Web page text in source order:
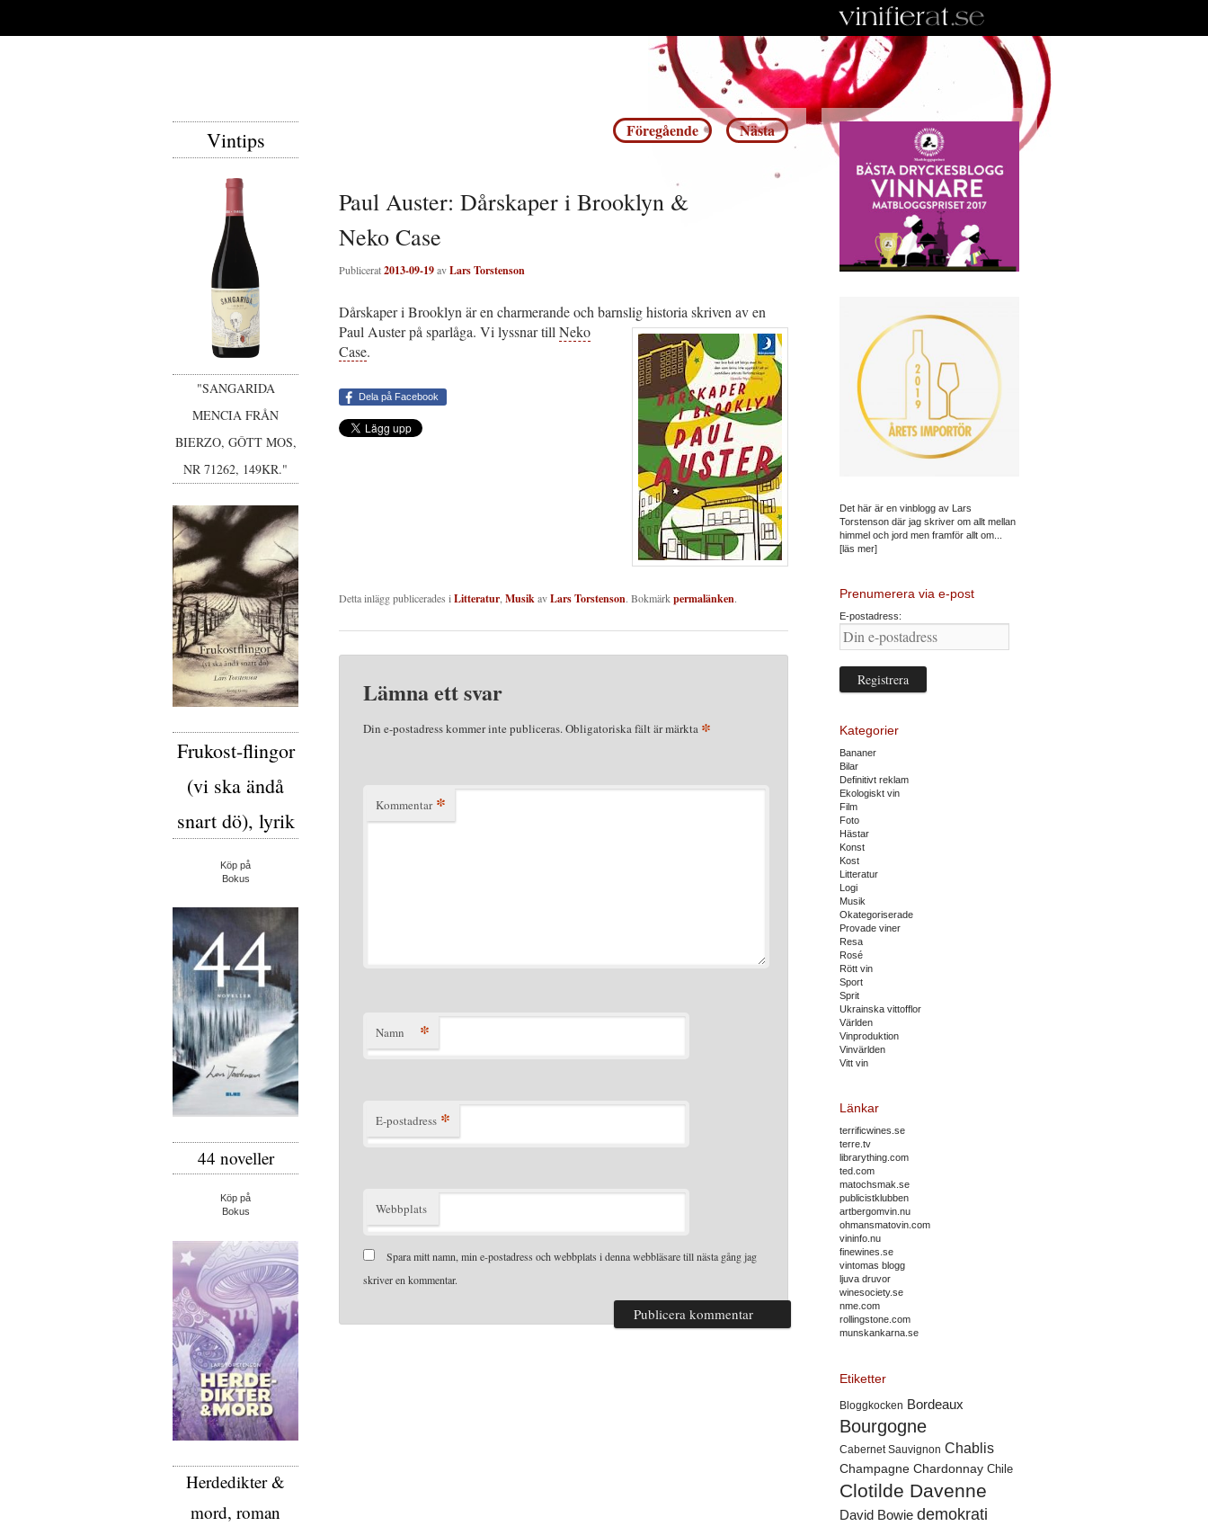
Inläggsnavigering
Föregående Nästa
Paul Auster: Dårskaper i Brooklyn &
Neko Case
Publicerat2013-09-19avLars Torstenson
Dårskaper i Brooklyn är en charmerande och barnslig historia skriven av en
Paul Auster på sparlåga. Vi lyssnar till Neko
Case.
Dela på Facebook
Detta inlägg publicerades i Litteratur MusikavLars Torstenson. Bokmärkpermalänken.
Lämna ett svar
Din e-postadress kommer inte publiceras.Obligatoriska fält är märkta *
Kommentar *
Namn *
E-postadress *
Webbplats
Spara mitt namn, min e-postadress och webbplats i denna webbläsare till nästa gång jag
skriver en kommentar.
Det här är en vinblogg av Lars
Torstenson där jag skriver om allt mellan
himmel och jord men framför allt om...
[läs mer]
Prenumerera via e-post
E-postadress:
Kategorier
Bananer
Bilar
Definitivt reklam
Ekologiskt vin
Film
Foto
Hästar
Konst
Kost
Litteratur
Logi
Musik
Okategoriserade
Provade viner
Resa
Rosé
Rött vin
Sport
Sprit
Ukrainska vittofflor
Världen
Vinproduktion
Vinvärlden
Vitt vin
Länkar
terrificwines.se
terre.tv
librarything.com
ted.com
matochsmak.se
publicistklubben
artbergomvin.nu
ohmansmatovin.com
vininfo.nu
finewines.se
vintomas blogg
ljuva druvor
winesociety.se
nme.com
rollingstone.com
munskankarna.se
Etiketter
Bloggkocken Bordeaux
Bourgogne
Cabernet Sauvignon Chablis
Champagne Chardonnay Chile
Clotilde Davenne
David Bowie demokrati
Vintips
"SANGARIDA
MENCIA FRÅN
BIERZO, GÔTT MOS,
NR 71262, 149KR."
Frukost-flingor
(vi ska ändå
snart dö), lyrik
Köp på
Bokus
44 noveller
Köp på
Bokus
Herdedikter &
mord, roman